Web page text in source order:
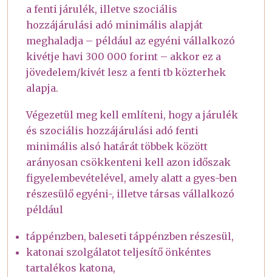
a fenti járulék, illetve szociális
hozzájárulási adó minimális alapját
meghaladja – például az egyéni vállalkozó
kivétje havi 300 000 forint – akkor ez a
jövedelem/kivét lesz a fenti tb közterhek
alapja.
Végezetül meg kell említeni, hogy a járulék
és szociális hozzájárulási adó fenti
minimális alsó határát többek között
arányosan csökkenteni kell azon időszak
figyelembevételével, amely alatt a gyes-ben
részesülő egyéni-, illetve társas vállalkozó
például
táppénzben, baleseti táppénzben részesül,
katonai szolgálatot teljesítő önkéntes
tartalékos katona,